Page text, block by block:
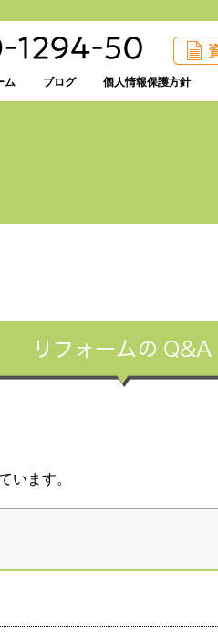
ム ブログ 個人情報保護方針
います。